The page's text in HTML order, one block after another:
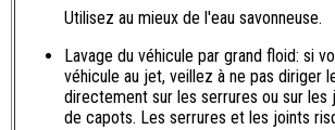
Utilisez au mieux de l'eau savonneuse.
Lavage du véhicule par grand floid: si
véhicule au jet, veillez à ne pas diriger
directement sur les serrures ou sur les
de capots. Les serrures et les joints